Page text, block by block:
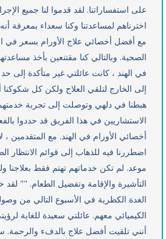
على استفساراتنا. لقد قدموا لنا جميع
اخترناهم لمساعدتنا وكنا سعداء بمعرفة
مع أفضل أخصائي علاج الأورام بسعر في
الصحية. وبالتالي كنا مقتنعين بأخذ
في الهند ، كانت عائلتي غير متأكدة إلى
إلى الخارج لتلقي العلاج ولكن كل
هبطنا في دلهي وتوصلت إلى تجربة
الاستشاريين في هذا الفريق قد حددوا
أخصائي الأورام في الهند. مع المتقدمين ،
اضطررنا فيه للذهاب إلى قوائم الانتظار
موعد. لم تكن خدماتهم تهتم فقط بعلاجنا
التأشيرة والإقامة وتفضيل الطعام. ""
الغدة الكظرية في الأسبوع التالي من
الكيميائي معهم. عائلتي سعيدة للغاية
أنني تلقيت أفضل علاج بالدفء والرحمة.